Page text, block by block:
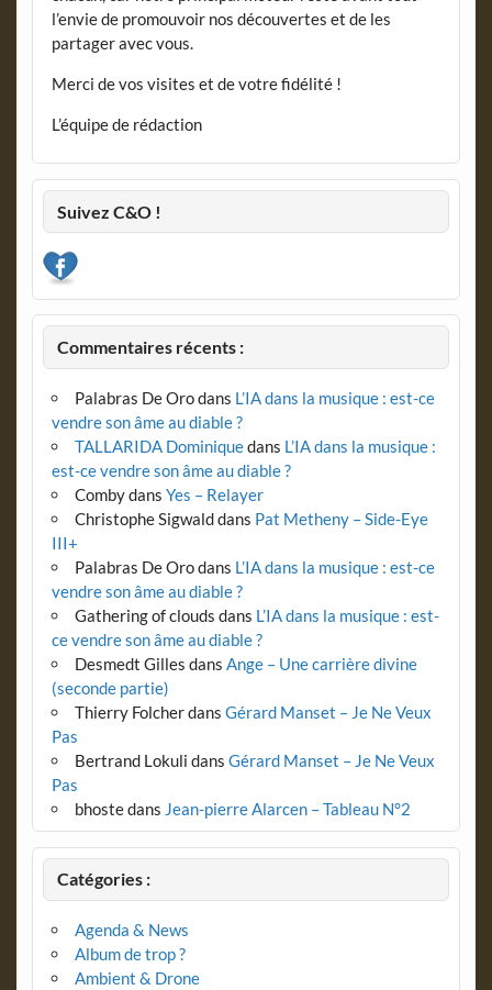
l’envie de promouvoir nos découvertes et de les
partager avec vous.
Merci de vos visites et de votre fidélité !
L’équipe de rédaction
Suivez C&O !
Commentaires récents :
Palabras De Orodans L’IA dans la musique : est-ce
vendre son âme au diable ?
TALLARIDA Dominiquedans L’IA dans la musique :
est-ce vendre son âme au diable ?
Combydans Yes – Relayer
Christophe Sigwalddans Pat Metheny – Side-Eye
III+
Palabras De Orodans L’IA dans la musique : est-ce
vendre son âme au diable ?
Gathering of clouds dans L’IA dans la musique : est-
ce vendre son âme au diable ?
Desmedt Gilles dans Ange – Une carrière divine
(seconde partie)
Thierry Folcherdans Gérard Manset – Je Ne Veux
Pas
Bertrand Lokuli dans Gérard Manset – Je Ne Veux
Pas
bhostedans Jean-pierre Alarcen – Tableau N°2
Catégories :
Agenda & News
Album de trop ?
Ambient & Drone